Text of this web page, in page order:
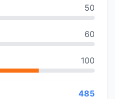
50
60
100
485